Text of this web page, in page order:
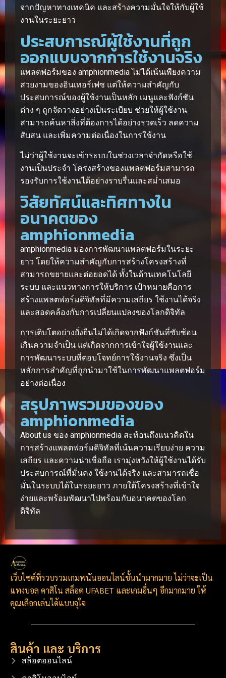
จากปัญหาทางเทคนิค และสร้างความมั่นใจให้กับผู้ใช้
งานในระยะยาว
ประสบการณ์ผู้ใช้งานที่ถูก
ออกแบบจากการใช้งานจริง
แพลตฟอร์มของ amphionmedia ไม่ได้เน้นเพียงความ
สวยงามของอินเทอร์เฟซ แต่ให้ความสำคัญกับ
ประสบการณ์ของผู้ใช้งานเป็นหลัก เมนูและฟังก์ชัน
ต่าง ๆ ถูกจัดวางอย่างเป็นระเบียบ ช่วยให้ผู้ใช้งาน
สามารถค้นหาสิ่งที่ต้องการได้อย่างรวดเร็ว ลดความ
สับสน และเพิ่มความต่อเนื่องในการใช้งาน
ไม่ว่าผู้ใช้งานจะเข้าระบบในช่วงเวลาจำกัดหรือใช้
งานเป็นประจำ โครงสร้างของแพลตฟอร์มสามารถ
รองรับการใช้งานได้อย่างราบรื่นและสม่ำเสมอ
วิสัยทัศน์และทิศทางใน
อนาคตของ
amphionmedia
amphionmedia มองการพัฒนาแพลตฟอร์มในระยะ
ยาว โดยให้ความสำคัญกับการสร้างโครงสร้างที่
สามารถขยายและต่อยอดได้ ทั้งในด้านเทคโนโลยี
ระบบ และแนวทางการให้บริการ เป้าหมายคือการ
สร้างแพลตฟอร์มดิจิทัลที่มีความเสถียร ใช้งานได้จริง
และสอดคล้องกับการเปลี่ยนแปลงของโลกดิจิทัล
การเติบโตอย่างยั่งยืนไม่ได้เกิดจากฟังก์ชันที่ซับซ้อน
เกินความจำเป็น แต่เกิดจากการเข้าใจผู้ใช้งานและ
การพัฒนาระบบที่ตอบโจทย์การใช้งานจริง ซึ่งเป็น
หลักการสำคัญที่ถูกนำมาใช้ในการพัฒนาแพลตฟอร์ม
อย่างต่อเนื่อง
สรุปภาพรวมของของ
amphionmedia
About us ของ amphionmedia สะท้อนถึงแนวคิดใน
การสร้างแพลตฟอร์มดิจิทัลที่เน้นความเรียบง่าย ความ
เสถียร และความน่าเชื่อถือ เรามุ่งหวังให้ผู้ใช้งานได้รับ
ประสบการณ์ที่มั่นคง ใช้งานได้จริง และสามารถเชื่อ
มั่นในระบบได้ในระยะยาว ภายใต้โครงสร้างที่เข้าใจ
ง่ายและพร้อมพัฒนาไปพร้อมกับอนาคตของโลก
ดิจิทัล
เว็บไซต์ที่รวบรวมเกมพนันออนไลน์ชั้นนำมากมาย ไม่ว่าจะเป็น
แทงบอล คาสิโน สล็อต UFABET และเกมอื่นๆ อีกมากมาย ให้
คุณเลือกเล่นได้แบบจุใจ
สินค้า และ บริการ
สล็อตออนไลน์